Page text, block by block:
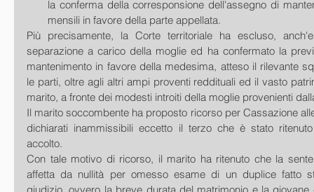
la conferma della corresponsione dell'assegno di
mensili in favore della parte appellata.
Più precisamente, la Corte territoriale ha escluso,
separazione a carico della moglie ed ha confermato la
mantenimento in favore della medesima, atteso il rilevante
le parti, oltre agli altri ampi proventi reddituali ed il vasto
marito, a fronte dei modesti introiti della moglie provenienti
Il marito soccombente ha proposto ricorso per Cassazione
dichiarati inammissibili eccetto il terzo che è stato
accolto.
Con tale motivo di ricorso, il marito ha ritenuto che la
affetta da nullità per omesso esame di un duplice fatto